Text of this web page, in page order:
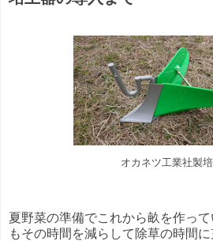
オカネツ工業社製
夏野菜の準備でこれから畝を作っ
もその時間を減らして除草の時間